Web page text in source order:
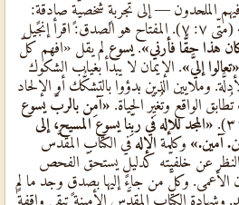
الملحدون — إلى تجربةٍ شخصيّةٍ صادقةٍ:
(متّى ٧: ٧). المفتاح هو الصدق: اقرأ إنجيل
هذا حقًّا فأرني». يسوع لم يقل «افهم كلّ
«تعالوا إليَّ». الإيمان لا يبدأ بغياب الشكوك
وملايين الذين بدؤوا بالتشكُّك أو الإلحاد
الواقع وتُغيِّر الحياة. «آمِن بالربّ يسوع
«المجد للإله في ربِّنا يسوع المسيح، إلى
آمين.» وكلمة الإله في الكتاب المقدَّس
عن خلفيّته كدليلٍ يستحقّ الفحص
الأعمى. وكلّ من جاء إليها بصدقٍ وجد ما لم
وشهادة الكتاب المقدَّس الأمينة تبقى واقفةً